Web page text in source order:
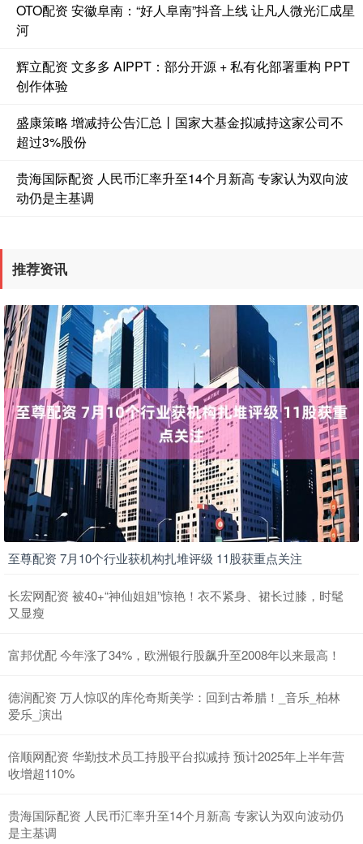
OTO配资 安徽阜南：“好人阜南”抖音上线 让凡人微光汇成星
河
辉立配资 文多多 AIPPT：部分开源 + 私有化部署重构 PPT
创作体验
盛康策略 增减持公告汇总丨国家大基金拟减持这家公司不
超过3%股份
贵海国际配资 人民币汇率升至14个月新高 专家认为双向波
动仍是主基调
推荐资讯
至尊配资 7月10个行业获机构扎堆评级 11股获重点关注
长宏网配资 被40+“神仙姐姐”惊艳！衣不紧身、裙长过膝，时髦
又显瘦
富邦优配 今年涨了34%，欧洲银行股飙升至2008年以来最高！
德润配资 万人惊叹的库伦奇斯美学：回到古希腊！_音乐_柏林
爱乐_演出
倍顺网配资 华勤技术员工持股平台拟减持 预计2025年上半年营
收增超110%
贵海国际配资 人民币汇率升至14个月新高 专家认为双向波动仍
是主基调